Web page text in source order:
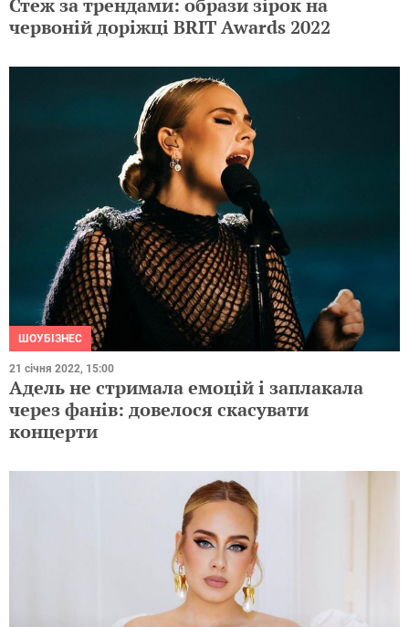
Стеж за трендами: образи зірок на
червоній доріжці BRIT Awards 2022
ШОУБІЗНЕС
21 січня 2022, 15:00
Адель не стримала емоцій і заплакала
через фанів: довелося скасувати
концерти